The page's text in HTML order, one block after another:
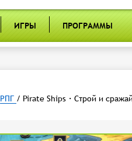
ИГРЫ ПРОГРАММЫ
РПГ / Pirate Ships・Строй и